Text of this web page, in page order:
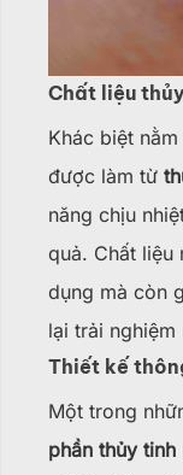
Chất liệu
Khác biệt
được làm từ
năng chịu
quả. Chất liệu
dụng mà còn
lại trải
Thiết kế
Một trong
phần thủy tinh